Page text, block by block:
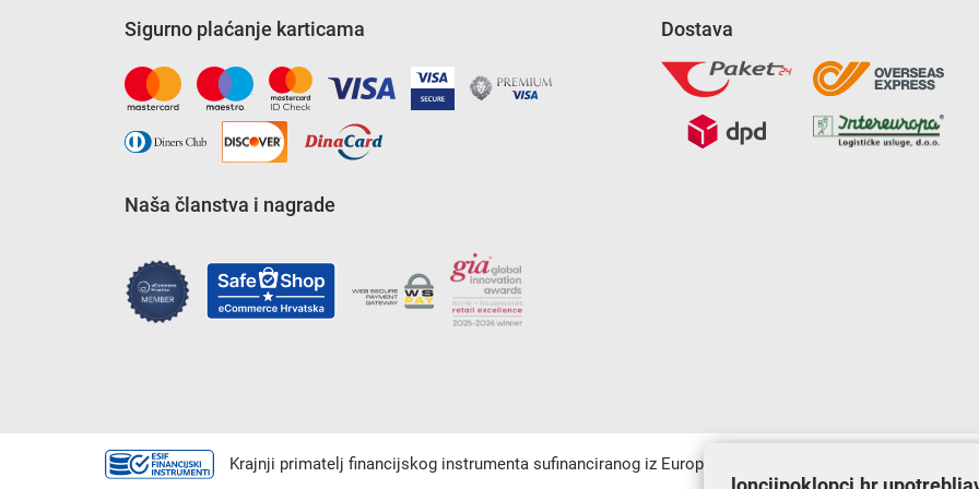
Sigurno plaćanje karticama
Naša članstva i nagrade
Dostava
Krajnji primatelj financijskog instrumenta sufinanciranog iz Europskog fonda za regionalni razvoj u